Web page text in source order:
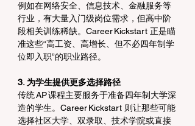
例如在网络安全、信息技术、金融服务等
行业，有大量入门级岗位需求，但高中阶
段相关训练稀缺。Career Kickstart 正是瞄
准这些“高工资、高增长、但不必四年制学
位即入职”的职业路径。
3. 为学生提供更多选择路径
传统 AP 课程主要服务于准备四年制大学深
造的学生。Career Kickstart 则让那些可能
选择社区大学、双录取、技术学院或直接